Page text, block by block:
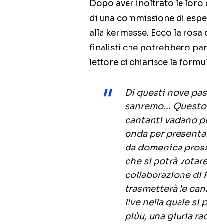
Dopo aver inoltrato le loro
di una commissione di
alla kermesse. Ecco la
finalisti che potrebbero
lettore ci chiarisce la
Di questi nove
sanremo…
cantanti vadano
onda per
da domenica
che si potrà
collaborazione di
trasmetterà le
live nella quale si
piùu, una giuria